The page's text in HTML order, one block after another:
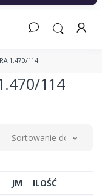
1.470/114
114
Sortowanie domyślne
JM ILOŚĆ